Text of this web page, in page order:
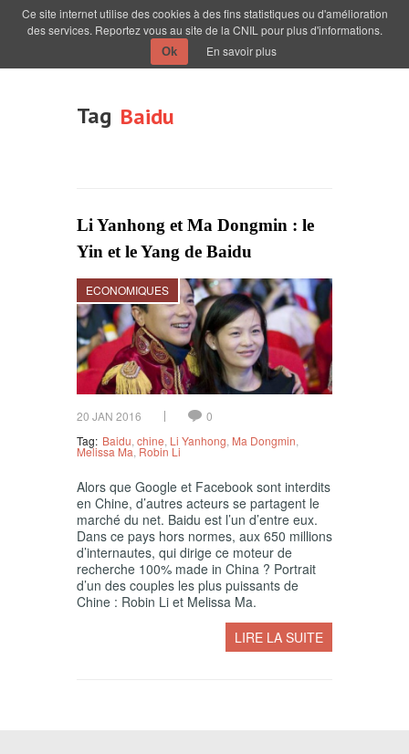
Tag Baidu
Li Yanhong et Ma Dongmin : le
Yin et le Yang de Baidu
ECONOMIQUES
20 JAN 2016
0
Tag: Baidu chine Li Yanhong Ma Dongmin
Melissa Ma Robin Li
Alors que Google et Facebook sont interdits
en Chine, d’autres acteurs se partagent le
marché du net. Baidu est l’un d’entre eux.
Dans ce pays hors normes, aux 650 millions
d’internautes, qui dirige ce moteur de
recherche 100% made in China ? Portrait
d’un des couples les plus puissants de
Chine : Robin Li et Melissa Ma.
LIRE LA SUITE
Ce site internet utilise des cookies à des fins statistiques ou d'amélioration
des services. Reportez vous au site de la CNIL pour plus d'informations.
Ok En savoir plus